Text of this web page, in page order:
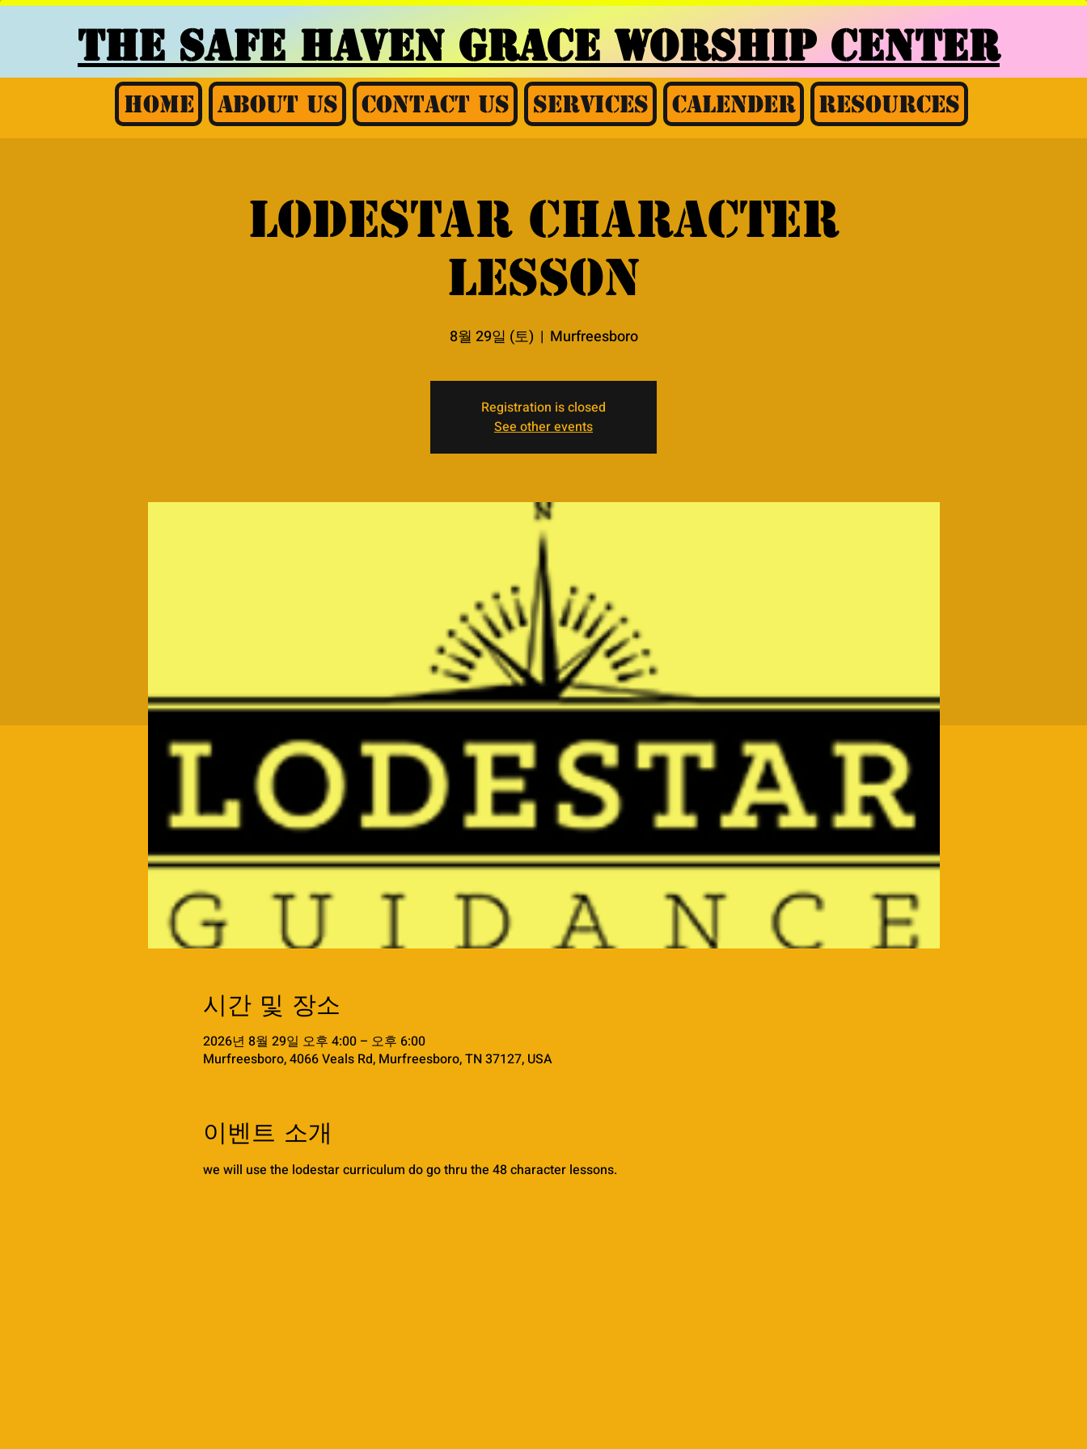
THE SAFE HAVEN GRACEWORSHIP CENTER
Home About Us Contact Us Services Calender Resources
Lodestar character
lesson
8월 29일 (토)
  |
Murfreesboro
Registration is closed
See other events
시간 및 장소
2026년 8월 29일 오후 4:00 – 오후 6:00
Murfreesboro, 4066 Veals Rd, Murfreesboro, TN 37127, USA
이벤트 소개
we will use the lodestar curriculum do go thru the 48 character lessons.